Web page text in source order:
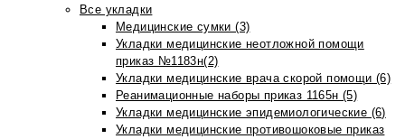
Все укладки
Медицинские сумки (3)
Укладки медицинские неотложной помощи
приказ №1183н(2)
Укладки медицинские врача скорой помощи (6)
Реанимационные наборы приказ 1165н (5)
Укладки медицинские эпидемиологические (6)
Укладки медицинские противошоковые приказ